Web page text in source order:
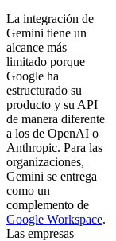
La integración de
Gemini tiene un
alcance más
limitado porque
Google ha
estructurado su
producto y su API
de manera diferente
a los de OpenAI o
Anthropic. Para las
organizaciones,
Gemini se entrega
como un
complemento de
Google Workspace.
Las empresas